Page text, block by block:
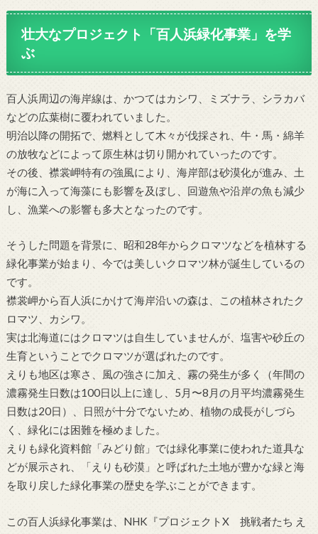
壮大なプロジェクト「百人浜緑化事業」を学
ぶ
百人浜周辺の海岸線は、かつてはカシワ、ミズナラ、シラカバ
などの広葉樹に覆われていました。
明治以降の開拓で、燃料として木々が伐採され、牛・馬・綿羊
の放牧などによって原生林は切り開かれていったのです。
その後、襟裳岬特有の強風により、海岸部は砂漠化が進み、土
が海に入って海藻にも影響を及ぼし、回遊魚や沿岸の魚も減少
し、漁業への影響も多大となったのです。
そうした問題を背景に、昭和28年からクロマツなどを植林する
緑化事業が始まり、今では美しいクロマツ林が誕生しているの
です。
襟裳岬から百人浜にかけて海岸沿いの森は、この植林されたク
ロマツ、カシワ。
実は北海道にはクロマツは自生していませんが、塩害や砂丘の
生育ということでクロマツが選ばれたのです。
えりも地区は寒さ、風の強さに加え、霧の発生が多く（年間の
濃霧発生日数は100日以上に達し、5月〜8月の月平均濃霧発生
日数は20日）、日照が十分でないため、植物の成長がしづら
く、緑化には困難を極めました。
えりも緑化資料館「みどり館」では緑化事業に使われた道具な
どが展示され、「えりも砂漠」と呼ばれた土地が豊かな緑と海
を取り戻した緑化事業の歴史を学ぶことができます。
この百人浜緑化事業は、NHK『プロジェクトX 挑戦者たち え